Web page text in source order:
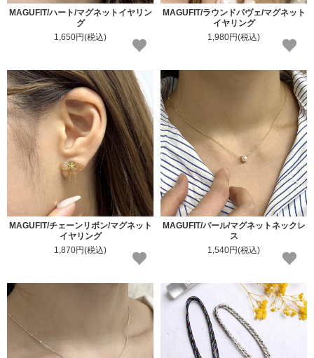
MAGUFIT/ハート/マグネットイヤリン
グ
1,650円(税込)
MAGUFIT/ラウンドパヴェ/マグネット
イヤリング
1,980円(税込)
MAGUFIT/チェーンリボン/マグネット
イヤリング
1,870円(税込)
MAGUFIT/パール/マグネットネックレ
ス
1,540円(税込)